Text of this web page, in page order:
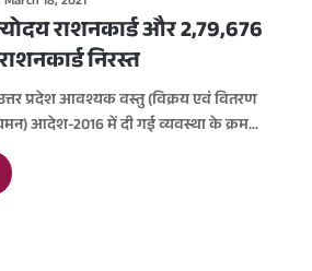
राशनकार्ड और 2,79,676
निरस्त
प्रदेश आवश्यक वस्तु (विक्रय एवं वितरण
आदेश-2016 में दी गई व्यवस्था के क्रम…